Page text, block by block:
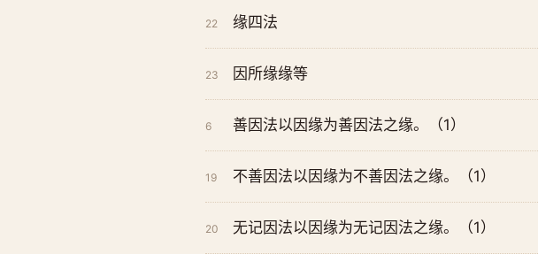
22 缘四法
23 因所缘缘等
6 善因法以因缘为善因法之缘。（1）
19 不善因法以因缘为不善因法之缘。（1）
20 无记因法以因缘为无记因法之缘。（1）